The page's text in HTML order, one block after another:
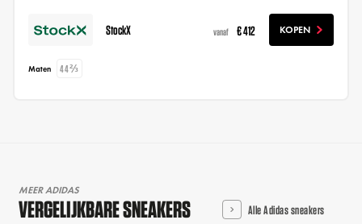
StockX vanaf € 412 KOPEN
Maten 44⅔
MEER ADIDAS
VERGELIJKBARE SNEAKERS Alle Adidas sneakers